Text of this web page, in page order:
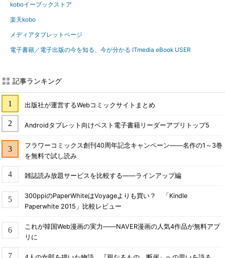
koboイーブックストア
楽天kobo
メディアタブレットページ
電子書籍／電子出版の今を知る、今が分かる ITmedia eBook USER
記事ランキング
出版社が運営するWebコミックサイトまとめ
Androidタブレット向けベスト電子書籍リーダーアプリトップ5
フラワーコミックス創刊40周年記念キャンペーン――名作の1～3巻
を無料で試し読み
雑誌読み放題サービスを比較する――ラインアップ編
300ppiのPaperWhiteはVoyageよりも買い？ 「Kindle
Paperwhite 2015」比較レビュー
これが韓国Web漫画の実力――NAVER漫画の人気4作品が無料アプ
リに